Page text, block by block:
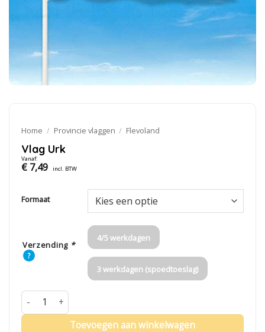
Home / Provincie vlaggen / Flevoland
Vlag Urk
Vanaf:
€7,49 incl. BTW
Formaat
Verzending *
?
4/5 werkdagen
3 werkdagen (spoedtoeslag)
Vlag Urk aantal
Toevoegen aan winkelwagen